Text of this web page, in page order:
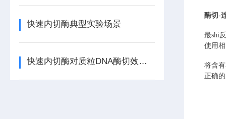
快速内切酶典型实验场景
快速内切酶对质粒DNA酶切效率的影响因素
酶切-
最shi
使用
将含
正确